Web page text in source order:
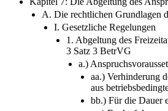
A. Die rechtlichen Grundlagen
I. Gesetzliche Regelungen
1. Abgeltung des
3 Satz 3 BetrVG
a.)
aa.) Verhinderung
aus
bb.) Für die Dauer